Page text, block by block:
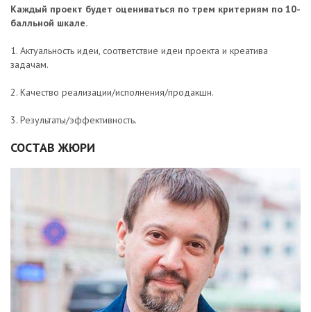
Каждый проект будет оцениваться по трем критериям по 10-
балльной шкале.
1. Актуальность идеи, соответствие идеи проекта и креатива
задачам.
2. Качество реализации/исполнения/продакшн.
3. Результаты/эффективность.
СОСТАВ ЖЮРИ